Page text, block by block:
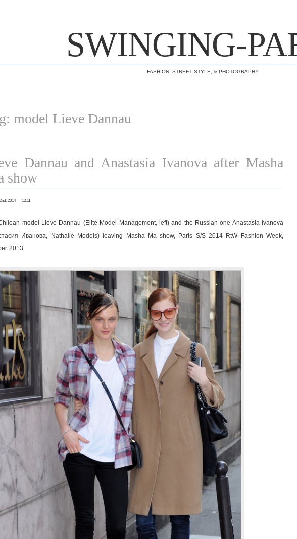
SWINGING-
FASHION, STREET STYLE, & PHOTOGRAPHY
model Lieve Dannau
Dannau and Anastasia Ivanova after Masha
show
2014 — 12:11
model Lieve Dannau (Elite Model Management, left) and the Russian one Anastasia Ivanova
Иванова, Nathalie Models) leaving Masha Ma show, Paris S/S 2014 RtW Fashion Week,
2013.